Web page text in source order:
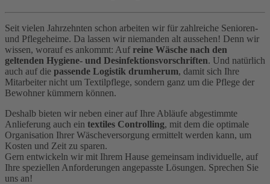
Seit vielen Jahrzehnten schon arbeiten wir für zahlreiche Senioren-
und Pflegeheime. Da lassen wir niemanden alt aussehen! Denn wir
wissen, worauf es ankommt: Auf reine Wäsche nach den
geltenden Hygiene- und Desinfektionsvorschriften. Und natürlich
auch auf die passende Logistik drumherum, damit sich Ihre
Mitarbeiter nicht um Textilpflege, sondern ganz um die Pflege der
Bewohner kümmern können.
Deshalb bieten wir neben einer auf Ihre Abläufe abgestimmte
Anlieferung auch ein textiles Controlling, mit dem die optimale
Organisation Ihrer Wäscheversorgung ermittelt werden kann, um
Kosten und Zeit zu sparen.
Gern entwickeln wir mit Ihrem Hause gemeinsam individuelle, auf
Ihre speziellen Anforderungen angepasste Lösungen. Sprechen Sie
uns an!